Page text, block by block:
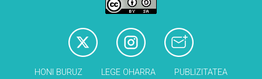
HONI BURUZ LEGE OHARRA PUBLIZITATEA